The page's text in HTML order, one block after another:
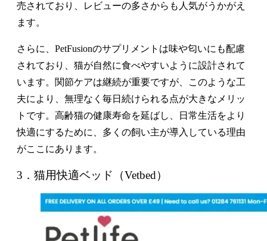
売されており、レビューの多さからも人気がうかがえ
ます。
さらに、PetFusionのサプリメントは味や匂いにも配慮
されており、猫が自然に食べやすいように設計されて
います。関節ケアは継続が重要ですが、このような工
夫により、無理なく毎日続けられる点が大きなメリッ
トです。高齢猫の健康寿命を延ばし、日常生活をより
快適にするために、多くの飼い主が導入している理由
がここにあります。
3．猫用快適ベッド（Vetbed）